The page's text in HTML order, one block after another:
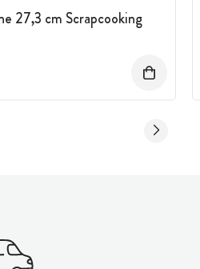
27,3 cm Scrapcooking